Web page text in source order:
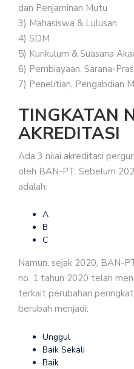
dan Penjaminan Mutu
3) Mahasiswa & Lulusan
4) SDM
5) Kurikulum & Suasana
6) Pembiayaan, Sarana-
7) Penelitian, Pengabdian
TINGKATAN
AKREDITASI
Ada 3 nilai akreditasi
oleh BAN-PT. Sebelum
adalah:
A
B
C
Namun, sejak 2020, BAN-
no. 1 tahun 2020 telah
terkait perubahan
berubah menjadi:
Unggul
Baik Sekali
Baik